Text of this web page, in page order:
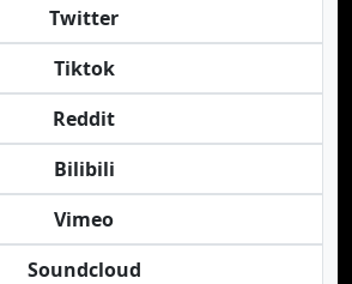
Twitter
Tiktok
Reddit
Bilibili
Vimeo
Soundcloud